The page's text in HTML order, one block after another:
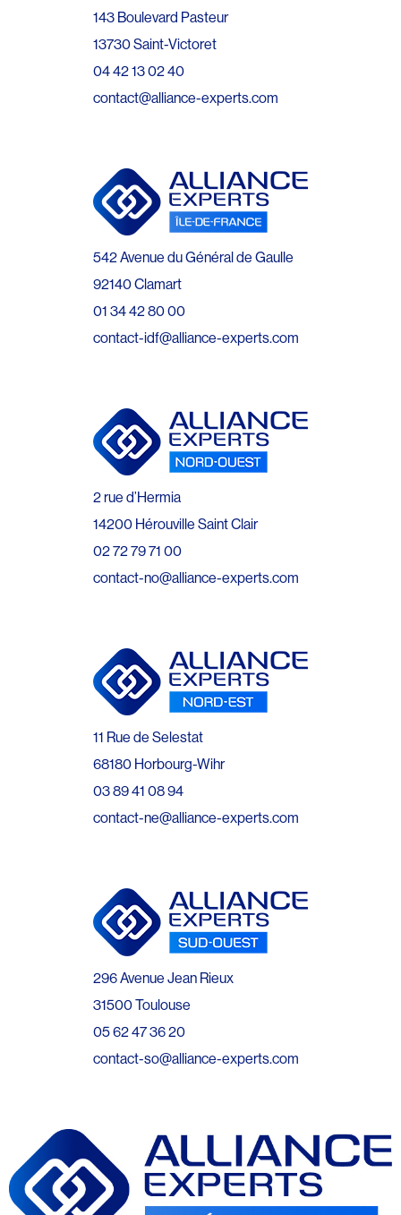
143 Boulevard Pasteur
13730 Saint-Victoret
04 42 13 02 40
contact@alliance-experts.com
542 Avenue du Général de Gaulle
92140 Clamart
01 34 42 80 00
contact-idf@alliance-experts.com
2 rue d’Hermia
14200 Hérouville Saint Clair
02 72 79 71 00
contact-no@alliance-experts.com
11 Rue de Selestat
68180 Horbourg-Wihr
03 89 41 08 94
contact-ne@alliance-experts.com
296 Avenue Jean Rieux
31500 Toulouse
05 62 47 36 20
contact-so@alliance-experts.com